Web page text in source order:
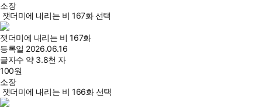
소장
잿더미에 내리는 비 167화 선택
잿더미에 내리는 비 167화
등록일 2026.06.16
글자수 약 3.8천 자
100원
소장
잿더미에 내리는 비 166화 선택